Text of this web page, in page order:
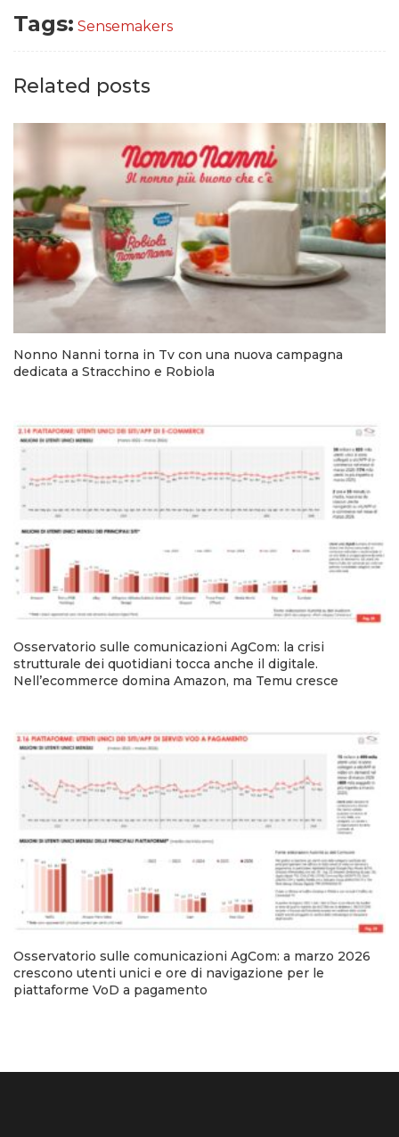
Tags: Sensemakers
Related posts
Nonno Nanni torna in Tv con una nuova campagna
dedicata a Stracchino e Robiola
Osservatorio sulle comunicazioni AgCom: la crisi
strutturale dei quotidiani tocca anche il digitale.
Nell’ecommerce domina Amazon, ma Temu cresce
Osservatorio sulle comunicazioni AgCom: a marzo 2026
crescono utenti unici e ore di navigazione per le
piattaforme VoD a pagamento